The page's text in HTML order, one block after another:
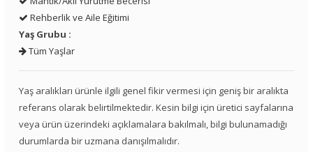
Rehberlik ve Aile Eğitimi
Yaş Grubu :
Tüm Yaşlar
Yaş aralıkları ürünle ilgili genel fikir vermesi için geniş bir aralıkta
referans olarak belirtilmektedir. Kesin bilgi için üretici sayfalarına
veya ürün üzerindeki açıklamalara bakılmalı, bilgi bulunamadığı
durumlarda bir uzmana danışılmalıdır.